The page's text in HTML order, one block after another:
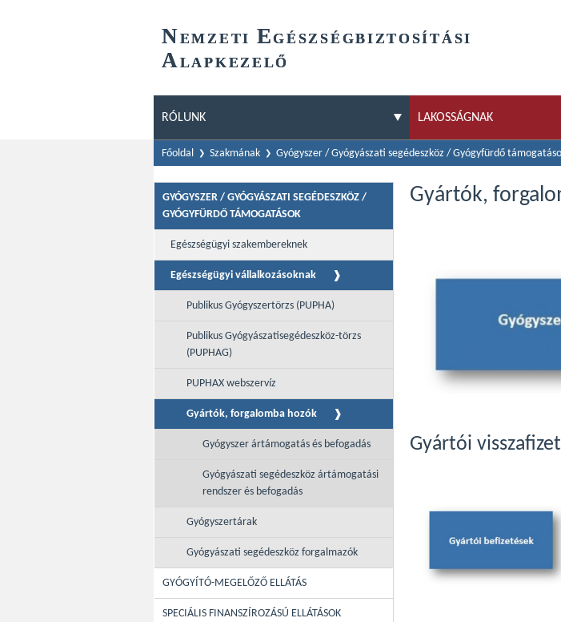
NEMZETI EGÉSZSÉGBIZTOSÍTÁSI
ALAPKEZELŐ
RÓLUNK LAKOSSÁGNAK
Főoldal Szakmának Gyógyszer / Gyógyászati segédeszköz / Gyógyfürdő
GYÓGYSZER / GYÓGYÁSZATI SEGÉDESZKÖZ /
GYÓGYFÜRDŐ TÁMOGATÁSOK
Egészségügyi szakembereknek
Egészségügyi vállalkozásoknak
Publikus Gyógyszertörzs (PUPHA)
Publikus Gyógyászatisegédeszköz-törzs
(PUPHAG)
PUPHAX webszervíz
Gyártók, forgalomba hozók
Gyógyszer ártámogatás és befogadás
Gyógyászati segédeszköz ártámogatási
rendszer és befogadás
Gyógyszertárak
Gyógyászati segédeszköz forgalmazók
GYÓGYÍTÓ-MEGELŐZŐ ELLÁTÁS
SPECIÁLIS FINANSZÍROZÁSÚ ELLÁTÁSOK
Gyártók,
Gyártói